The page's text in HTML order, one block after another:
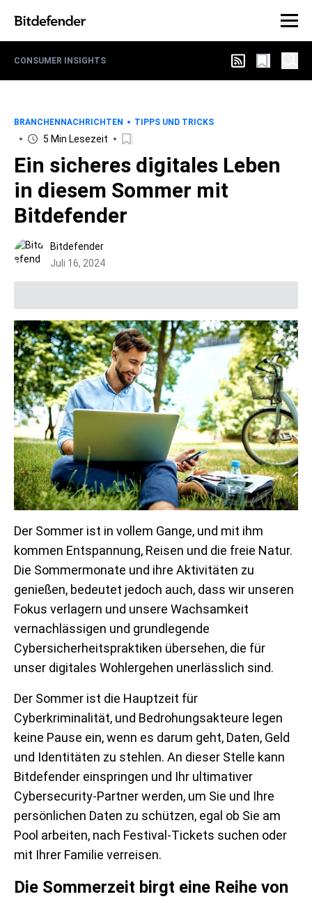
CONSUMER INSIGHTS
BRANCHENNACHRICHTEN TIPPS UND TRICKS
5 Min Lesezeit
Ein sicheres digitales Leben
in diesem Sommer mit
Bitdefender
Bitdefender
Juli 16, 2024
Der Sommer ist in vollem Gange, und mit ihm
kommen Entspannung, Reisen und die freie Natur.
Die Sommermonate und ihre Aktivitäten zu
genießen, bedeutet jedoch auch, dass wir unseren
Fokus verlagern und unsere Wachsamkeit
vernachlässigen und grundlegende
Cybersicherheitspraktiken übersehen, die für
unser digitales Wohlergehen unerlässlich sind.
Der Sommer ist die Hauptzeit für
Cyberkriminalität, und Bedrohungsakteure legen
keine Pause ein, wenn es darum geht, Daten, Geld
und Identitäten zu stehlen. An dieser Stelle kann
Bitdefender einspringen und Ihr ultimativer
Cybersecurity-Partner werden, um Sie und Ihre
persönlichen Daten zu schützen, egal ob Sie am
Pool arbeiten, nach Festival-Tickets suchen oder
mit Ihrer Familie verreisen.
Die Sommerzeit birgt eine Reihe von